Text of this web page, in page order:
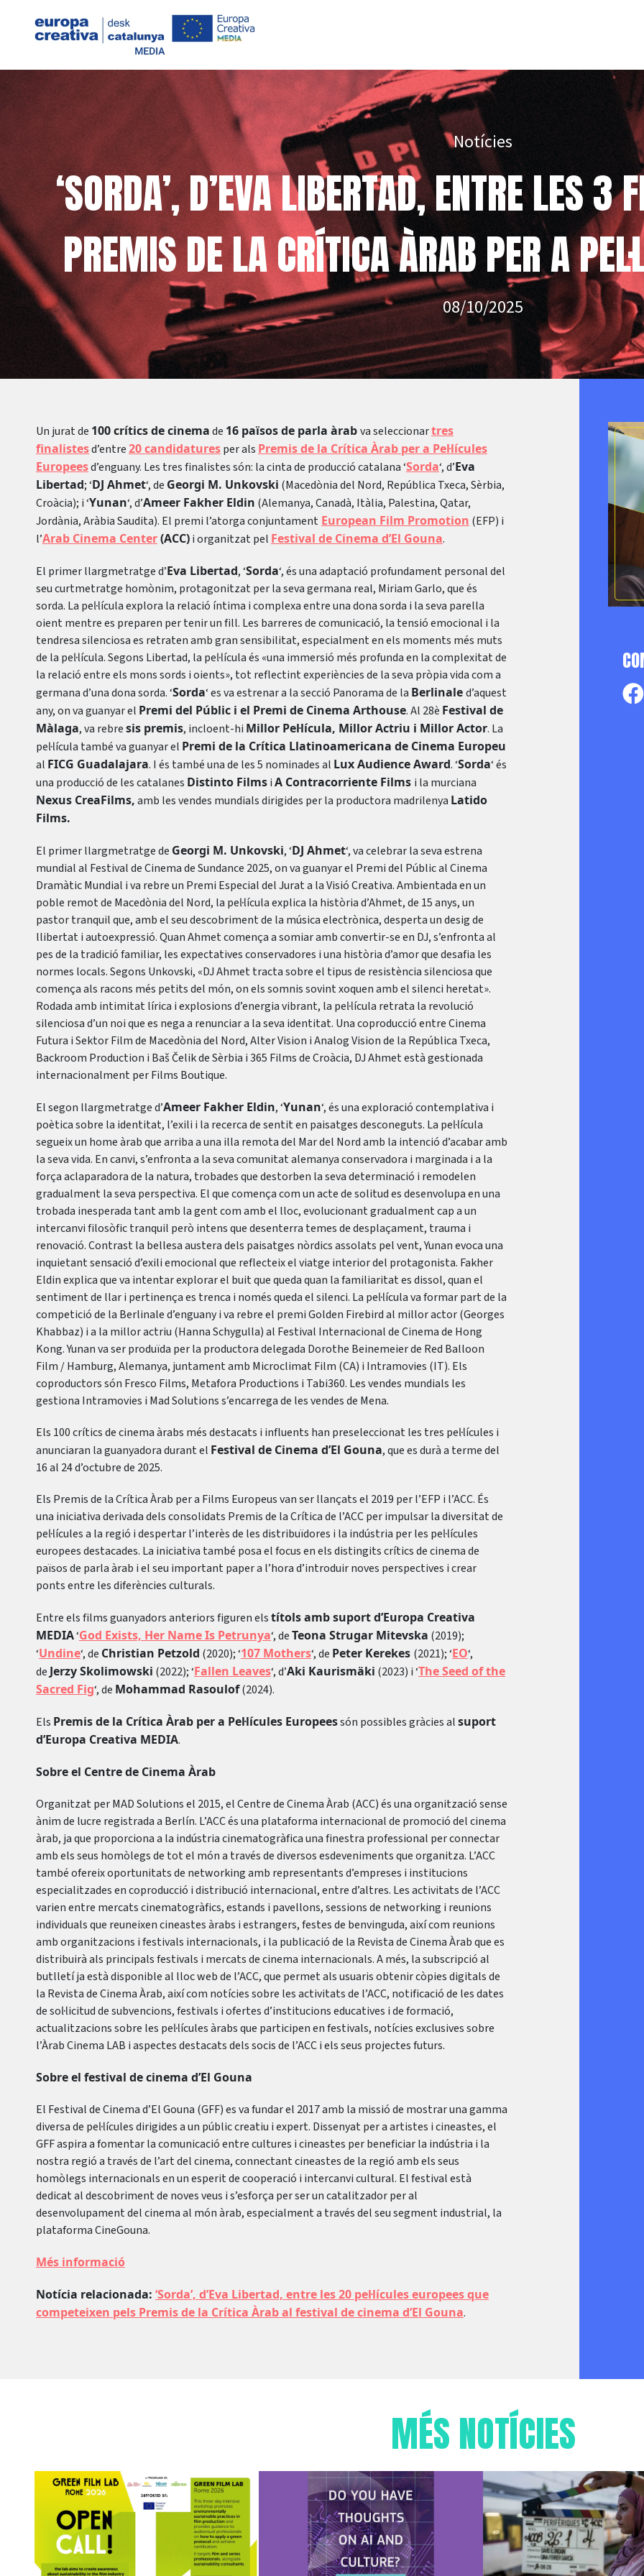
Notícies
‘SORDA’, D’EVA LIBERTAD, ENTRE LES 3
PREMIS DE LA CRÍTICA ÀRAB PER A
08/10/2025
Un jurat de 100 crítics de cinemade 16 països de parla àrabva seleccionartres
finalistesd’entre20 candidaturesper als Premis de la Crítica Àrab per a Pel·lícules
Europeesd’enguany. Les tres finalistes són: la cinta de producció catalana ‘Sorda‘, d’Eva
Libertad; ‘DJ Ahmet‘, de Georgi M. Unkovski (Macedònia del Nord, República Txeca, Sèrbia,
Croàcia); i ‘Yunan‘, d’Ameer Fakher Eldin (Alemanya, Canadà, Itàlia, Palestina, Qatar,
Jordània, Aràbia Saudita). El premi l’atorga conjuntament European Film Promotion (EFP) i
l’Arab Cinema Center(ACC)i organitzat pel Festival de Cinema d’El Gouna.
El primer llargmetratge d’Eva Libertad, ‘Sorda‘, és una adaptació profundament personal del
seu curtmetratge homònim, protagonitzat per la seva germana real, Miriam Garlo, que és
sorda. La pel·lícula explora la relació íntima i complexa entre una dona sorda i la seva parella
oient mentre es preparen per tenir un fill. Les barreres de comunicació, la tensió emocional i la
tendresa silenciosa es retraten amb gran sensibilitat, especialment en els moments més muts
de la pel·lícula. Segons Libertad, la pel·lícula és «una immersió més profunda en la complexitat de
la relació entre els mons sords i oients», tot reflectint experiències de la seva pròpia vida com a
germana d’una dona sorda. ‘Sorda‘ es va estrenar a la secció Panorama de la Berlinaled’aquest
any, on va guanyar el Premi del Públic i el Premi de Cinema Arthouse. Al 28è Festival de
Màlaga, va rebresis premis, incloent-hi Millor Pel·lícula, Millor Actriu i Millor Actor. La
pel·lícula també va guanyar el Premi de la Crítica Llatinoamericana de Cinema Europeu
al FICG Guadalajara. I és també una de les 5 nominades al Lux Audience Award. ‘Sorda‘ és
una producció de les catalanes Distinto FilmsiA Contracorriente Films i la murciana
Nexus CreaFilms,amb les vendes mundials dirigides per la productora madrilenya Latido
Films.
El primer llargmetratge de Georgi M. Unkovski, ‘DJ Ahmet‘, va celebrar la seva estrena
mundial al Festival de Cinema de Sundance 2025, on va guanyar el Premi del Públic al Cinema
Dramàtic Mundial i va rebre un Premi Especial del Jurat a la Visió Creativa. Ambientada en un
poble remot de Macedònia del Nord, la pel·lícula explica la història d’Ahmet, de 15 anys, un
pastor tranquil que, amb el seu descobriment de la música electrònica, desperta un desig de
llibertat i autoexpressió. Quan Ahmet comença a somiar amb convertir-se en DJ, s’enfronta al
pes de la tradició familiar, les expectatives conservadores i una història d’amor que desafia les
normes locals. Segons Unkovski, «DJ Ahmet tracta sobre el tipus de resistència silenciosa que
comença als racons més petits del món, on els somnis sovint xoquen amb el silenci heretat».
Rodada amb intimitat lírica i explosions d’energia vibrant, la pel·lícula retrata la revolució
silenciosa d’un noi que es nega a renunciar a la seva identitat. Una coproducció entre Cinema
Futura i Sektor Film de Macedònia del Nord, Alter Vision i Analog Vision de la República Txeca,
Backroom Production i Baš Čelik de Sèrbia i 365 Films de Croàcia, DJ Ahmet està gestionada
internacionalment per Films Boutique.
El segon llargmetratge d’Ameer Fakher Eldin, ‘Yunan‘, és una exploració contemplativa i
poètica sobre la identitat, l’exili i la recerca de sentit en paisatges desconeguts. La pel·lícula
segueix un home àrab que arriba a una illa remota del Mar del Nord amb la intenció d’acabar amb
la seva vida. En canvi, s’enfronta a la seva comunitat alemanya conservadora i marginada i a la
força aclaparadora de la natura, trobades que destorben la seva determinació i remodelen
gradualment la seva perspectiva. El que comença com un acte de solitud es desenvolupa en una
trobada inesperada tant amb la gent com amb el lloc, evolucionant gradualment cap a un
intercanvi filosòfic tranquil però intens que desenterra temes de desplaçament, trauma i
renovació. Contrast la bellesa austera dels paisatges nòrdics assolats pel vent, Yunan evoca una
inquietant sensació d’exili emocional que reflecteix el viatge interior del protagonista. Fakher
Eldin explica que va intentar explorar el buit que queda quan la familiaritat es dissol, quan el
sentiment de llar i pertinença es trenca i només queda el silenci. La pel·lícula va formar part de la
competició de la Berlinale d’enguany i va rebre el premi Golden Firebird al millor actor (Georges
Khabbaz) i a la millor actriu (Hanna Schygulla) al Festival Internacional de Cinema de Hong
Kong. Yunan va ser produïda per la productora delegada Dorothe Beinemeier de Red Balloon
Film / Hamburg, Alemanya, juntament amb Microclimat Film (CA) i Intramovies (IT). Els
coproductors són Fresco Films, Metafora Productions i Tabi360. Les vendes mundials les
gestiona Intramovies i Mad Solutions s’encarrega de les vendes de Mena.
Els 100 crítics de cinema àrabs més destacats i influents han preseleccionat les tres pel·lícules i
anunciaran la guanyadora durant el Festival de Cinema d’El Gouna, que es durà a terme del
16 al 24 d’octubre de 2025.
Els Premis de la Crítica Àrab per a Films Europeus van ser llançats el 2019 per l’EFP i l’ACC. És
una iniciativa derivada dels consolidats Premis de la Crítica de l’ACC per impulsar la diversitat de
pel·lícules a la regió i despertar l’interès de les distribuïdores i la indústria per les pel·lícules
europees destacades. La iniciativa també posa el focus en els distingits crítics de cinema de
països de parla àrab i el seu important paper a l’hora d’introduir noves perspectives i crear
ponts entre les diferències culturals.
Entre els films guanyadors anteriors figuren elstítols amb suport d’Europa Creativa
MEDIA‘God Exists, Her Name Is Petrunya‘, deTeona Strugar Mitevska (2019);
‘Undine‘, de Christian Petzold (2020); ‘107 Mothers‘, de Peter Kerekes (2021); ‘EO‘,
de Jerzy Skolimowski (2022); ‘Fallen Leaves‘, d’Aki Kaurismäki (2023) i ‘The Seed of the
Sacred Fig‘, de Mohammad Rasoulof(2024).
Els Premis de la Crítica Àrab per a Pel·lícules Europeessón possibles gràcies alsuport
d’Europa Creativa MEDIA.
Sobre el Centre de Cinema Àrab
Organitzat per MAD Solutions el 2015, el Centre de Cinema Àrab (ACC) és una organització sense
ànim de lucre registrada a Berlín. L’ACC és una plataforma internacional de promoció del cinema
àrab, ja que proporciona a la indústria cinematogràfica una finestra professional per connectar
amb els seus homòlegs de tot el món a través de diversos esdeveniments que organitza. L’ACC
també ofereix oportunitats de networking amb representants d’empreses i institucions
especialitzades en coproducció i distribució internacional, entre d’altres. Les activitats de l’ACC
varien entre mercats cinematogràfics, estands i pavellons, sessions de networking i reunions
individuals que reuneixen cineastes àrabs i estrangers, festes de benvinguda, així com reunions
amb organitzacions i festivals internacionals, i la publicació de la Revista de Cinema Àrab que es
distribuirà als principals festivals i mercats de cinema internacionals. A més, la subscripció al
butlletí ja està disponible al lloc web de l’ACC, que permet als usuaris obtenir còpies digitals de
la Revista de Cinema Àrab, així com notícies sobre les activitats de l’ACC, notificació de les dates
de sol·licitud de subvencions, festivals i ofertes d’institucions educatives i de formació,
actualitzacions sobre les pel·lícules àrabs que participen en festivals, notícies exclusives sobre
l’Àrab Cinema LAB i aspectes destacats dels socis de l’ACC i els seus projectes futurs.
Sobre el festival de cinema d’El Gouna
El Festival de Cinema d’El Gouna (GFF) es va fundar el 2017 amb la missió de mostrar una gamma
diversa de pel·lícules dirigides a un públic creatiu i expert. Dissenyat per a artistes i cineastes, el
GFF aspira a fomentar la comunicació entre cultures i cineastes per beneficiar la indústria i la
nostra regió a través de l’art del cinema, connectant cineastes de la regió amb els seus
homòlegs internacionals en un esperit de cooperació i intercanvi cultural. El festival està
dedicat al descobriment de noves veus i s’esforça per ser un catalitzador per al
desenvolupament del cinema al món àrab, especialment a través del seu segment industrial, la
plataforma CineGouna.
Més informació
Notícia relacionada: ‘Sorda’, d’Eva Libertad, entre les 20 pel·lícules europees que
competeixen pels Premis de la Crítica Àrab al festival de cinema d’El Gouna.
MÉS NOTÍCIES